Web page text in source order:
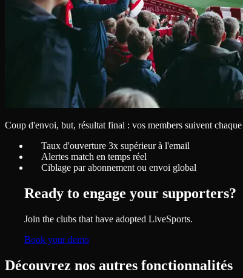
Coup d'envoi, but, résultat final : vos members suivent
Taux d'ouverture 3x supérieur à l'email
Alertes match en temps réel
Ciblage par abonnement ou envoi global
Ready to engage your supporters?
Join the clubs that have adopted LiveSports.
Book your demo
Découvrez nos autres fonctionnalités